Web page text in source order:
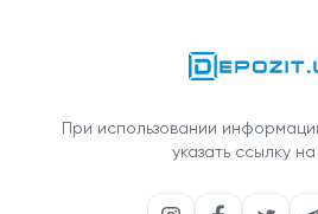
При использовании
указать ссылку